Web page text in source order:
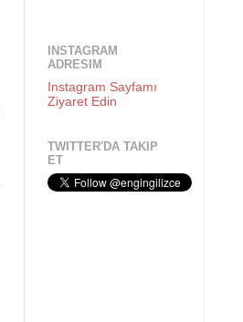
INSTAGRAM
ADRESIM
Instagram Sayfamı
Ziyaret Edin
TWITTER'DA TAKIP
ET